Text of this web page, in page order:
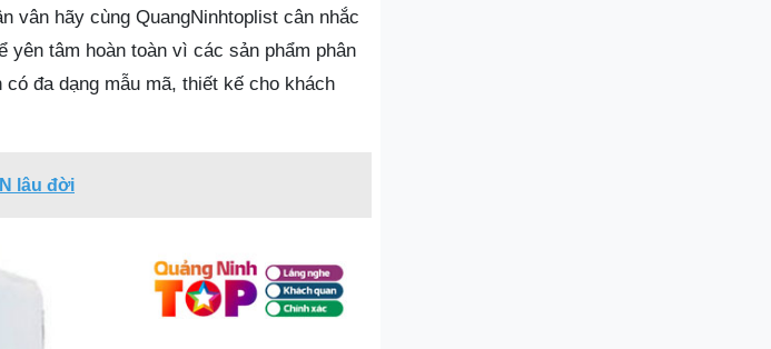
vân hãy cùng QuangNinhtoplist cân nhắc
yên tâm hoàn toàn vì các sản phẩm phân
đa dạng mẫu mã, thiết kế cho khách
lâu đời